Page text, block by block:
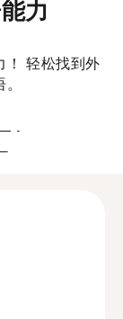
力
！ 轻松找到外